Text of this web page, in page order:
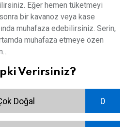
Eğer hemen tüketmeyi
sonra bir kavanoz veya kase
muhafaza edebilirsiniz. Serin,
muhafaza etmeye özen
Verirsiniz?
Doğal 0